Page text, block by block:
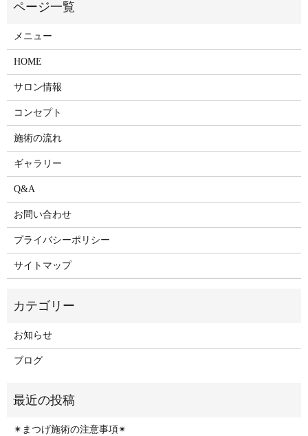
メニュー
HOME
サロン情報
コンセプト
施術の流れ
ギャラリー
Q&A
お問い合わせ
プライバシーポリシー
サイトマップ
お知らせ
ブログ
✴︎まつげ施術の注意事項✴︎